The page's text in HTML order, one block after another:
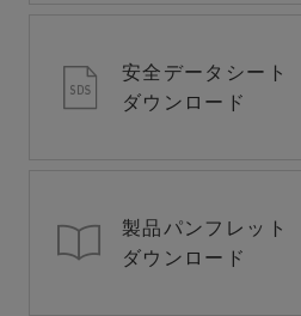
安全データシート
ダウンロード
製品パンフレット
ダウンロード